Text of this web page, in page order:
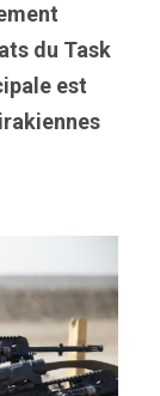
du Task
est